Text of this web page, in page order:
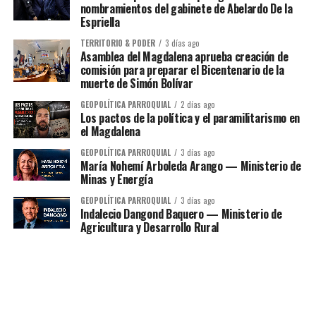
nombramientos del gabinete de Abelardo De la
Espriella
TERRITORIO & PODER 3 días ago
Asamblea del Magdalena aprueba creación de
comisión para preparar el Bicentenario de la
muerte de Simón Bolívar
GEOPOLÍTICA PARROQUIAL 2 días ago
Los pactos de la política y el paramilitarismo en
el Magdalena
GEOPOLÍTICA PARROQUIAL 3 días ago
María Nohemí Arboleda Arango — Ministerio de
Minas y Energía
GEOPOLÍTICA PARROQUIAL 3 días ago
Indalecio Dangond Baquero — Ministerio de
Agricultura y Desarrollo Rural